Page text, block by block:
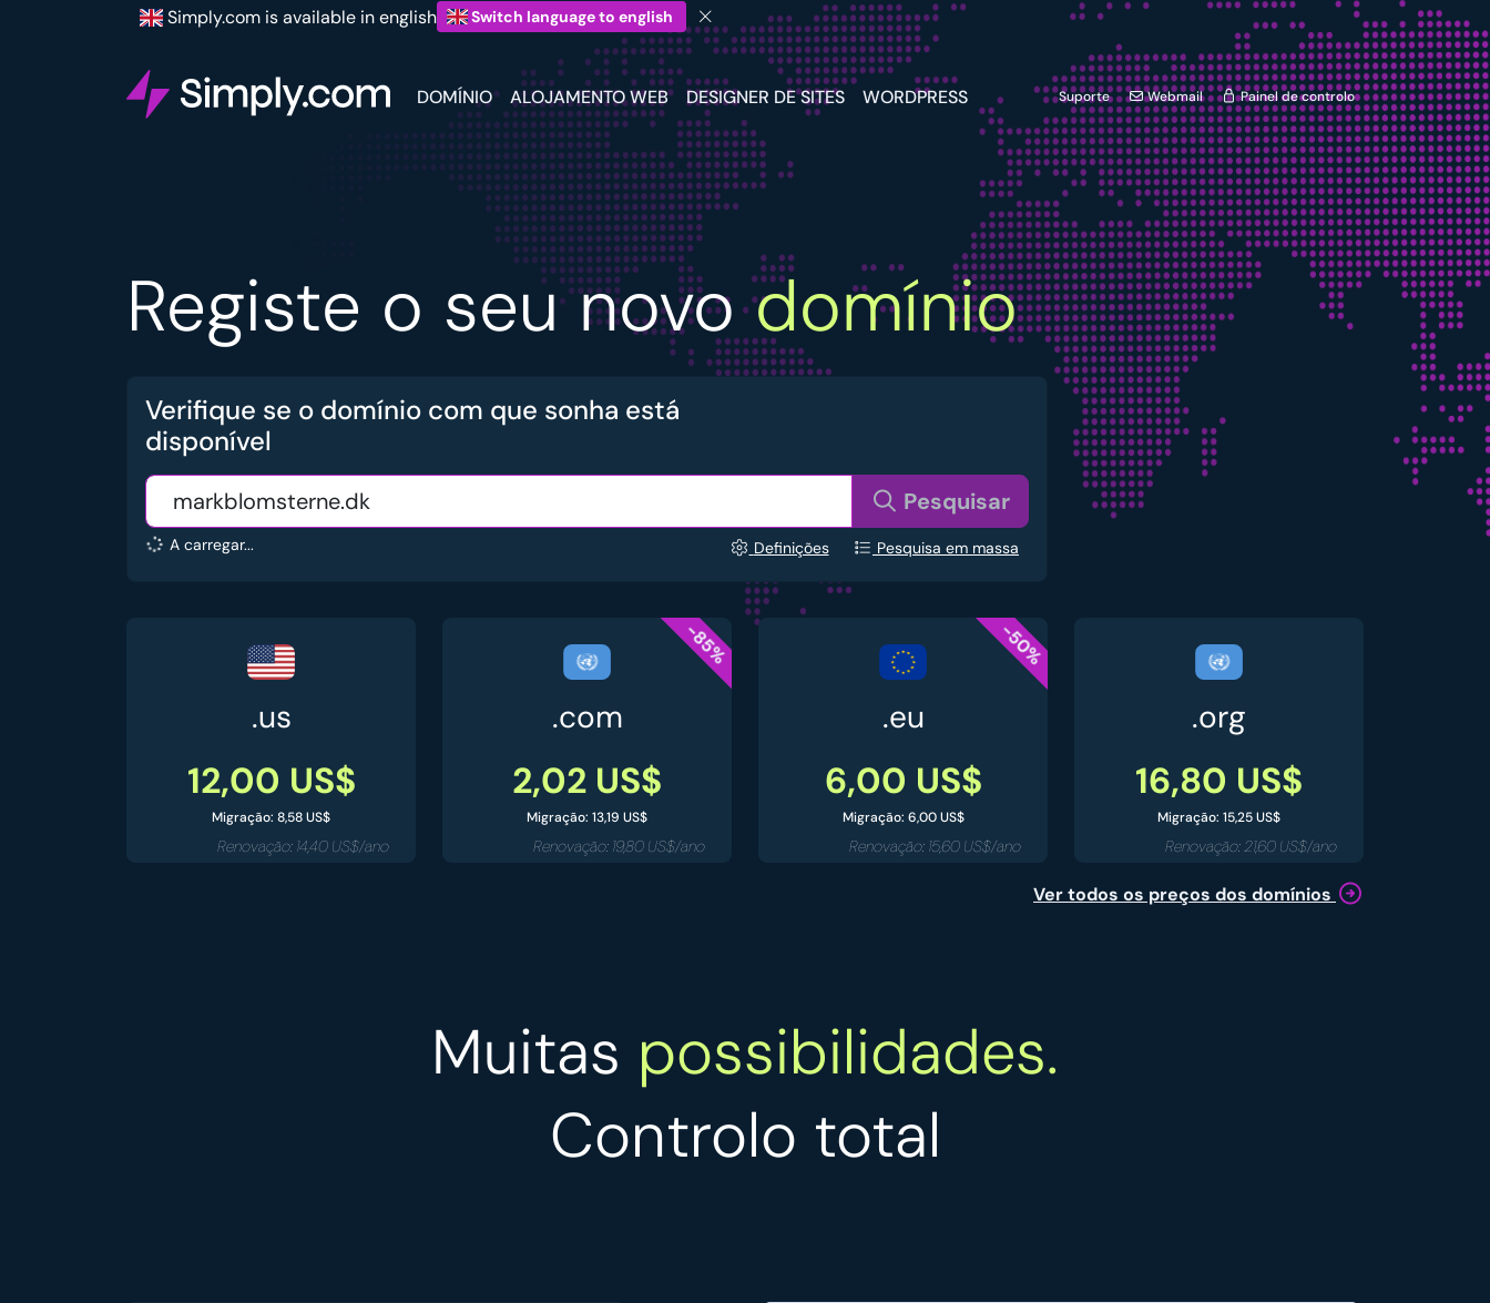
Simply.com is available in english Switch language to english
DOMÍNIO ALOJAMENTO WEB DESIGNER DE SITES WORDPRESS Suporte Webmail Painel de controlo
Registe o seu novodomínio
Verifique se o domínio com que sonha está
disponível
Pesquisar
A carregar... Definições Pesquisa em massa
.us
12,00 US$
Migração: 8,58 US$
Renovação: 14,40 US$/ano
-85%
.com
2,02 US$
Migração: 13,19 US$
Renovação: 19,80 US$/ano
-50%
.eu
6,00 US$
Migração: 6,00 US$
Renovação: 15,60 US$/ano
.org
16,80 US$
Migração: 15,25 US$
Renovação: 21,60 US$/ano
Ver todos os preços dos domínios
Muitas possibilidades.
Controlo total